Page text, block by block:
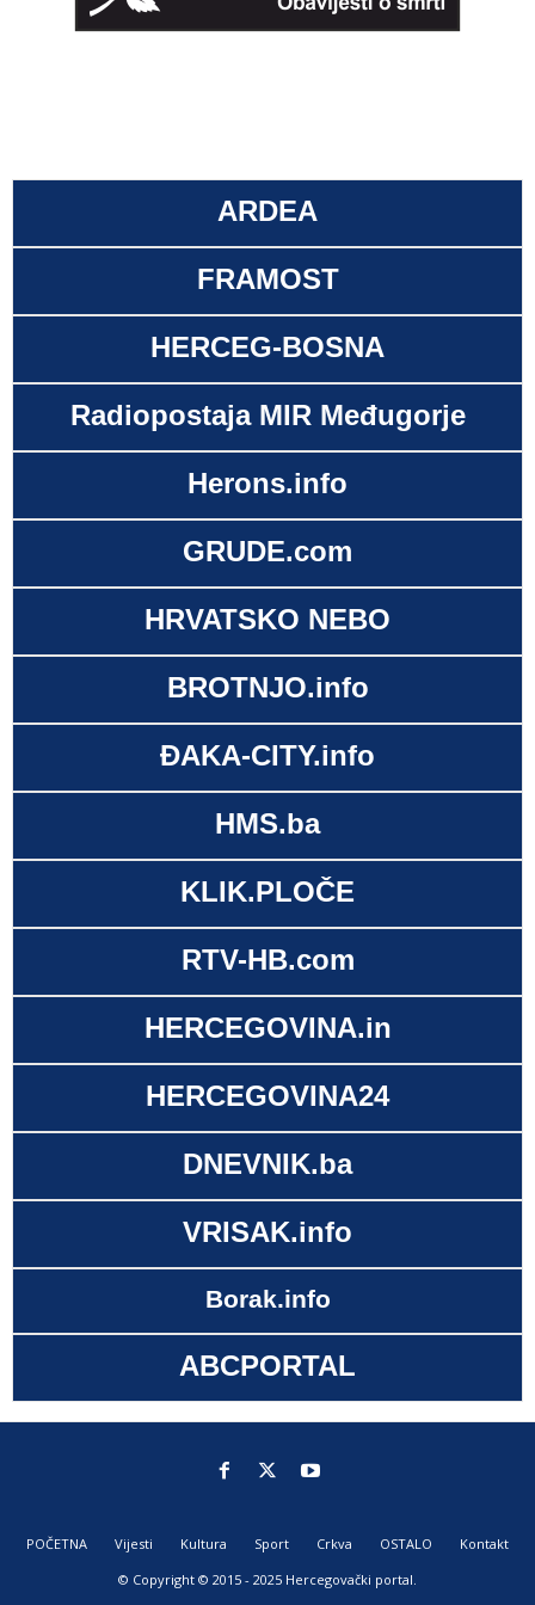
ARDEA
FRAMOST
HERCEG-BOSNA
Radiopostaja MIR Međugorje
Herons.info
GRUDE.com
HRVATSKO NEBO
BROTNJO.info
ĐAKA-CITY.info
HMS.ba
KLIK.PLOČE
RTV-HB.com
HERCEGOVINA.in
HERCEGOVINA24
DNEVNIK.ba
VRISAK.info
Borak.info
ABCPORTAL
POČETNA Vijesti Kultura Sport Crkva OSTALO
Kontakt
© Copyright © 2015 - 2025 Hercegovački portal.